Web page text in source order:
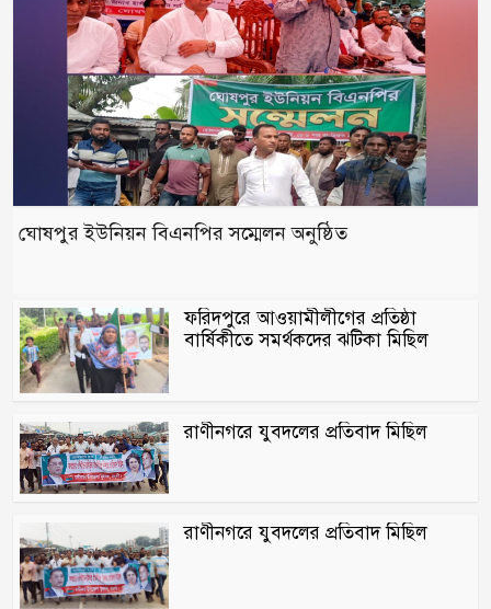
ঘোষপুর ইউনিয়ন বিএনপির সম্মেলন অনুষ্ঠিত
ফরিদপুরে আওয়ামীলীগের প্রতিষ্ঠা
বার্ষিকীতে সমর্থকদের ঝটিকা মিছিল
রাণীনগরে যুবদলের প্রতিবাদ মিছিল ‎
রাণীনগরে যুবদলের প্রতিবাদ মিছিল